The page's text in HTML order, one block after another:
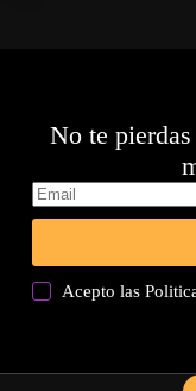
No te
Acepto las